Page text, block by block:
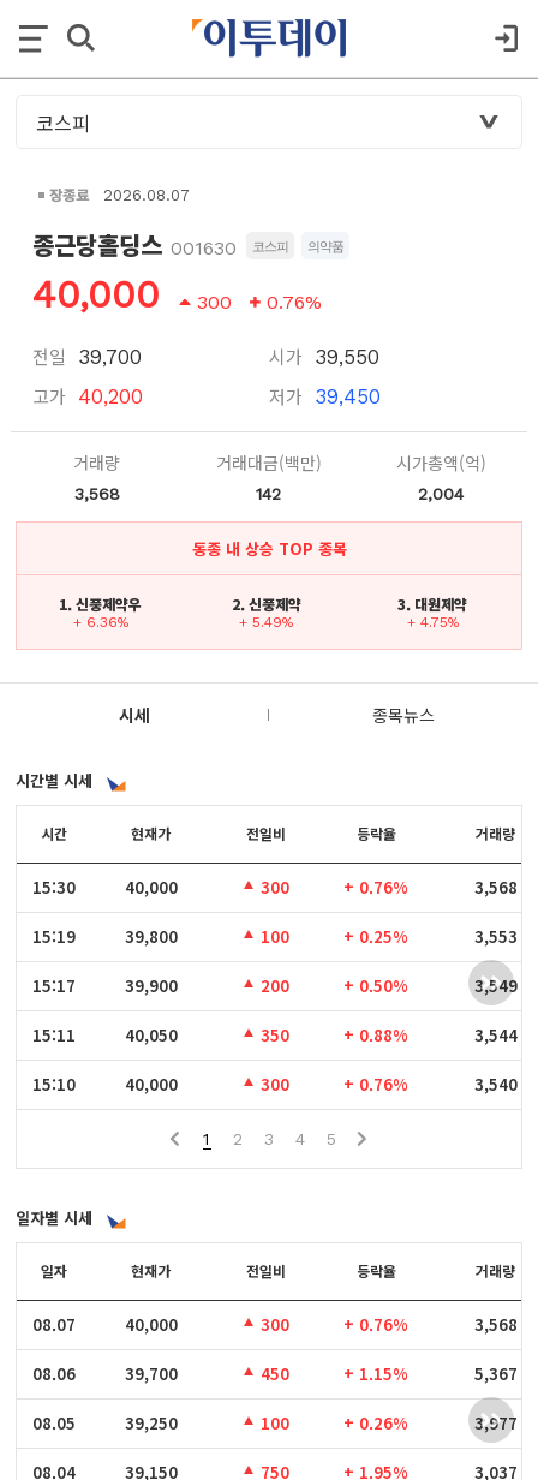
장종료 2026.08.07
종근당홀딩스 001630 코스피 의약품
40,000 300 0.76%
전일 39,700
고가 40,200
시가 39,550
저가 39,450
거래량
3,568
거래대금(백만)
142
시가총액(억)
2,004
동종 내 상승 TOP 종목
1. 신풍제약우
+ 6.36%
2. 신풍제약
+ 5.49%
3. 대원제약
+ 4.75%
시세 종목뉴스
시간별 시세
시간
15:30
15:19
15:17
15:11
15:10
시간 현재가 전일비 등락율 거래량
15:30 40,000 300 + 0.76% 3,568
15:19 39,800 100 + 0.25% 3,553
15:17 39,900 200 + 0.50% 3,549
15:11 40,050 350 + 0.88% 3,544
15:10 40,000 300 + 0.76% 3,540
1 2 3 4 5
일자별 시세
일자
08.07
08.06
08.05
08.04
일자 현재가 전일비 등락율 거래량
08.07 40,000 300 + 0.76% 3,568
08.06 39,700 450 + 1.15% 5,367
08.05 39,250 100 + 0.26% 3,977
08.04 39,150 750 + 1.95% 3,037